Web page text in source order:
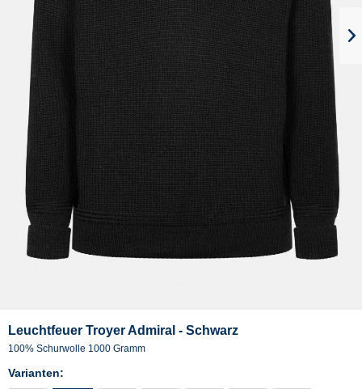
Leuchtfeuer Troyer Admiral - Schwarz
100% Schurwolle 1000 Gramm
Varianten: